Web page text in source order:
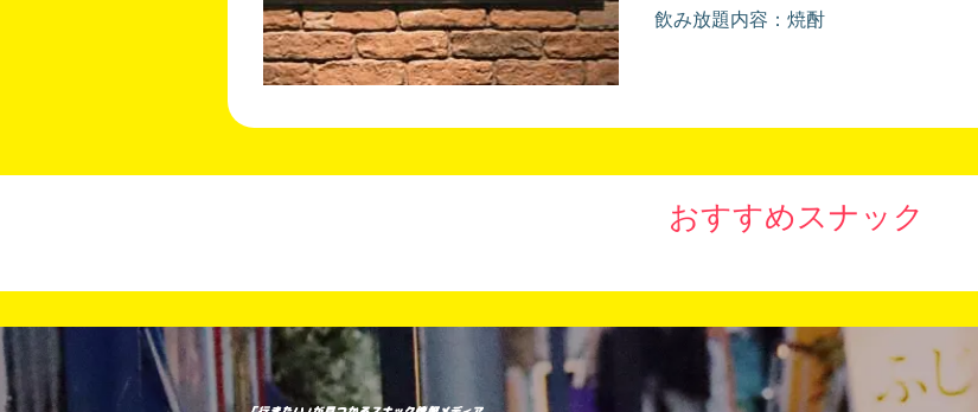
飲み放題内容：焼酎
おすすめスナック